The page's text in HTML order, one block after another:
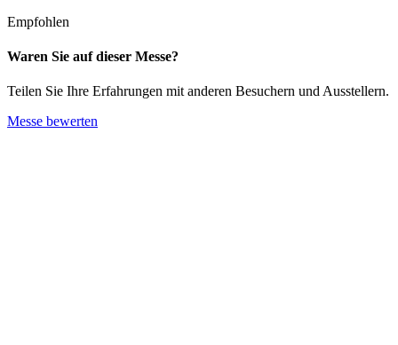
Empfohlen
Waren Sie auf dieser Messe?
Teilen Sie Ihre Erfahrungen mit anderen Besuchern und Ausstellern.
Messe bewerten